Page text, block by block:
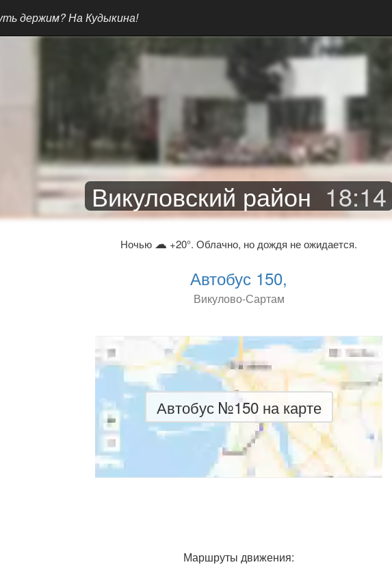
держим? На Кудыкина!
Викуловский район 18:14
Ночью ☁ +20°. Облачно, но дождя не ожидается.
Автобус 150,
Викулово-Сартам
Автобус №150 на карте
Маршруты движения: